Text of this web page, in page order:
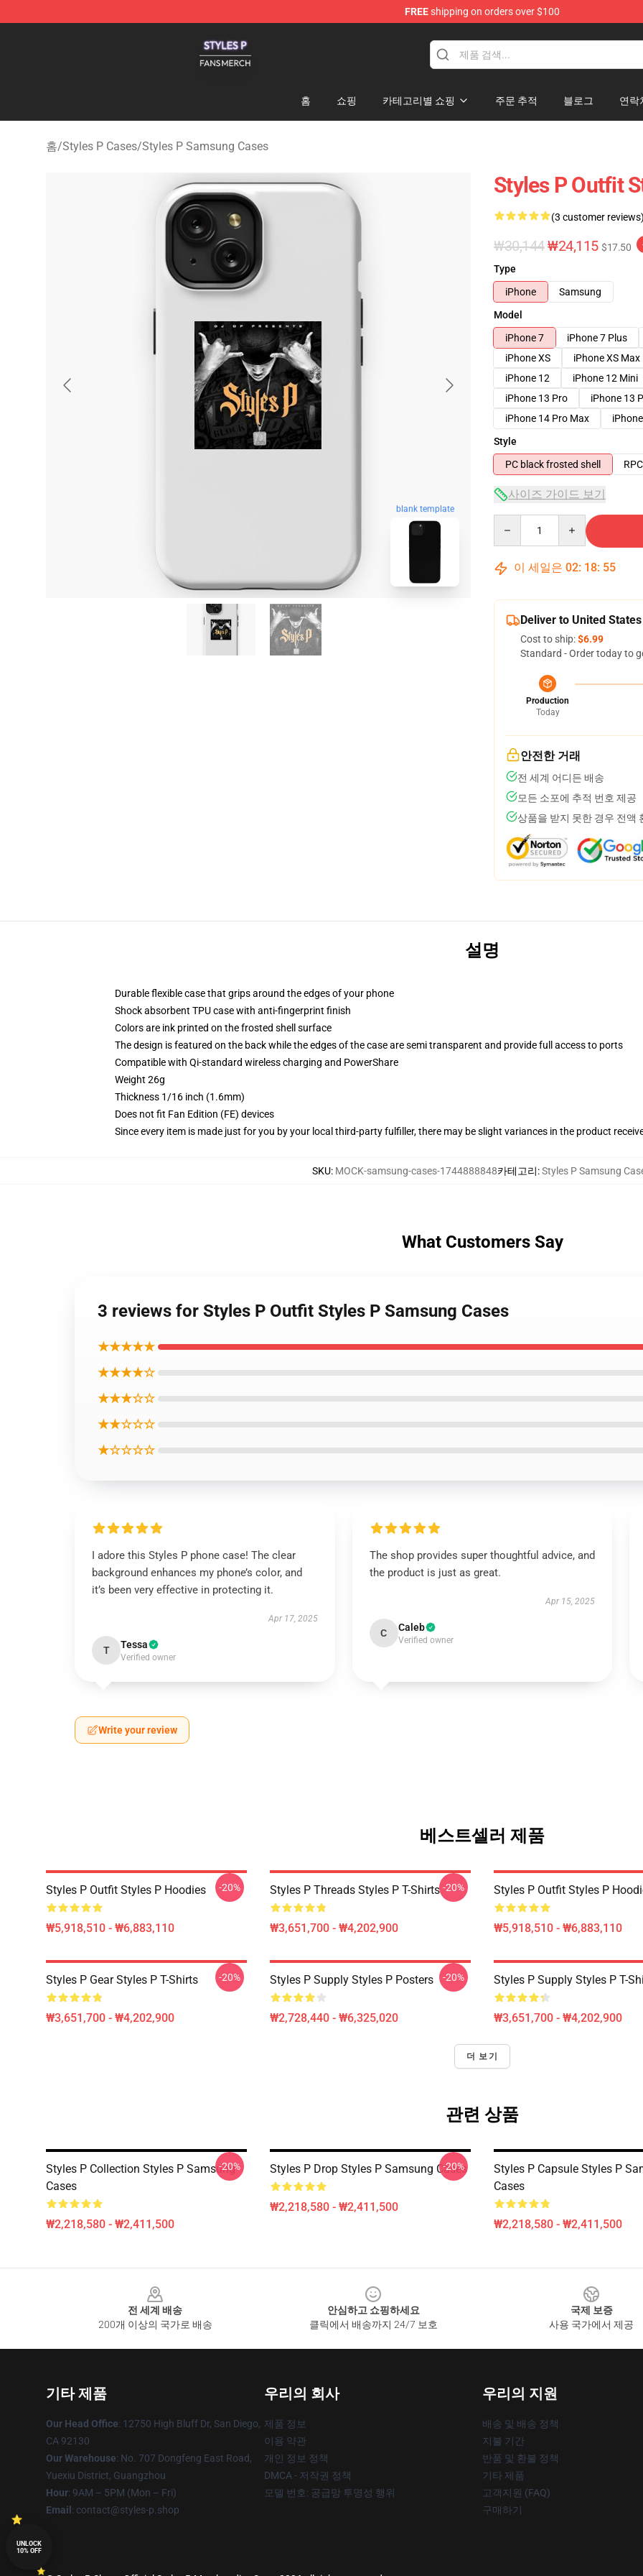
FREEshipping on orders over $100
홈 쇼핑 카테고리별 쇼핑 주문 추적 블로그 연락
홈/Styles P Cases/Styles P Samsung Cases
blank template
Styles P Outfit
(3 customer reviews)
₩30,144₩24,115 $17.50
Type
iPhone
Samsung
Model
iPhone 7
iPhone 7 Plus
iPhone XS
iPhone XS Max
iPhone 12
iPhone 12 Mini
iPhone 13 Pro
iPhone 13
iPhone 14 Pro Max
Style
PC black frosted shell
사이즈 가이드 보기
이 세일은 02: 18: 54
Deliver to United States
Cost to ship:$6.99
Standard - Order today to
Production
Today
안전한 거래
전 세계 어디든 배송
모든 소포에 추적 번호 제공
상품을 받지 못한 경우 전액
설명
Durable flexible case that grips around the edges of your phone
Shock absorbent TPU case with anti-fingerprint finish
Colors are ink printed on the frosted shell surface
The design is featured on the back while the edges of the case are semi transparent and provide full access to ports
Compatible with Qi-standard wireless charging and PowerShare
Weight 26g
Thickness 1/16 inch (1.6mm)
Does not fit Fan Edition (FE) devices
Since every item is made just for you by your local third-party fulfiller, there may be slight variances in the product
SKU: MOCK-samsung-cases-1744888848카테고리:Styles P Samsung
What Customers Say
3 reviews for Styles P Outfit Styles P Samsung Cases
★★★★★
★★★★☆
★★★☆☆
★★☆☆☆
★☆☆☆☆
I adore this Styles P phone case! The clear
background enhances my phone’s color, and
it’s been very effective in protecting it.
Apr 17, 2025
T Tessa
Verified owner
The shop provides super thoughtful advice, and
the product is just as great.
Apr 15, 2025
C Caleb
Verified owner
Write your review
베스트셀러 제품
Styles P Outfit Styles P Hoodies
₩5,918,510 - ₩6,883,110
-20% Styles P Threads Styles P T-Shirts
₩3,651,700 - ₩4,202,900
-20% Styles P Outfit Styles P
₩5,918,510 - ₩6,883,110
Styles P Gear Styles P T-Shirts
₩3,651,700 - ₩4,202,900
-20% Styles P Supply Styles P Posters
₩2,728,440 - ₩6,325,020
-20% Styles P Supply Styles P T-
₩3,651,700 - ₩4,202,900
더 보기
관련 상품
Styles P Collection Styles P Samsung
Cases
₩2,218,580 - ₩2,411,500
-20% Styles P Drop Styles P Samsung Cases
₩2,218,580 - ₩2,411,500
-20%
Styles P Capsule Styles P
Cases
₩2,218,580 - ₩2,411,500
전 세계 배송
200개 이상의 국가로 배송
안심하고 쇼핑하세요
클릭에서 배송까지 24/7 보호
국제 보증
사용 국가에서 제공
기타 제품
Our Head Office: 12750 High Bluff Dr, San Diego,
CA 92130
Our Warehouse: No. 707 Dongfeng East Road,
Yuexiu District, Guangzhou
Hour: 9AM – 5PM (Mon – Fri)
Email : contact@styles-p.shop
우리의 회사
제품 정보
이용 약관
개인 정보 정책
DMCA - 저작권 정책
모델 번호: 공급망 투명성 행위
우리의 지원
배송 및 배송 정책
지불 기간
반품 및 환불 정책
기타 제품
고객지원 (FAQ)
구매하기
UNLOCK
10% OFF